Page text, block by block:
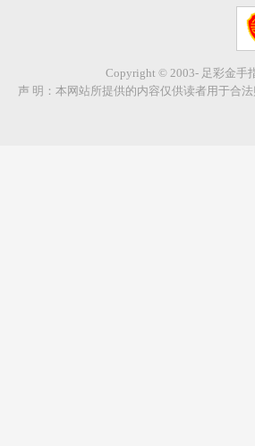
Copyright © 2003- 足彩金手
声 明：本网站所提供的内容仅供读者用于合